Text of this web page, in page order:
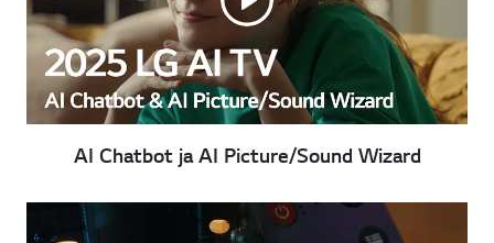
AI Chatbot ja AI Picture/Sound Wizard